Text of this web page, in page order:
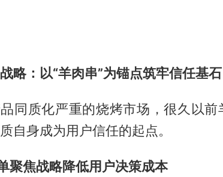
略：以“羊肉串”为锚点筑牢信任基石
同质化严重的烧烤市场，很久以前
自身成为用户信任的起点。
聚焦战略降低用户决策成本